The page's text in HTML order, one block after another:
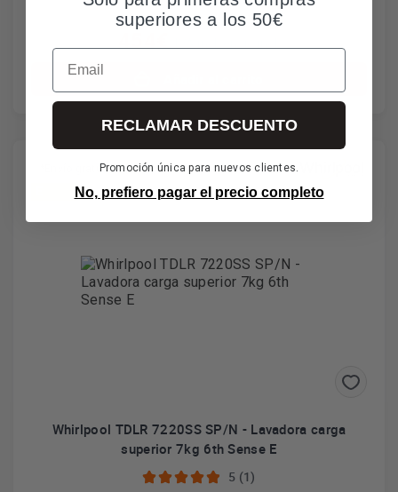
*Envío gratuito
Whirlpool TDLR 7220SS SP/N - Lavadora carga
superior 7kg 6th Sense E
5 (1)
superiores a los 50€
Email
RECLAMAR DESCUENTO
Promoción única para nuevos clientes.
No, prefiero pagar el precio completo